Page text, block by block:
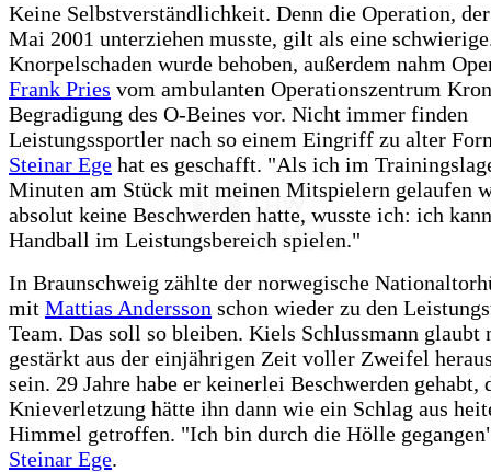
Keine Selbstverständlichkeit. Denn die Operation,
Mai 2001 unterziehen musste, gilt als eine
Knorpelschaden wurde behoben, außerdem nahm
Frank Pries vom ambulanten Operationszentrum
Begradigung des O-Beines vor. Nicht immer finden
Leistungssportler nach so einem Eingriff zu alter
Steinar Ege hat es geschafft. "Als ich im
Minuten am Stück mit meinen Mitspielern gelaufen
absolut keine Beschwerden hatte, wusste ich: ich
Handball im Leistungsbereich spielen."
In Braunschweig zählte der norwegische
mit Mattias Andersson schon wieder zu den
Team. Das soll so bleiben. Kiels Schlussmann glaubt
gestärkt aus der einjährigen Zeit voller Zweifel
sein. 29 Jahre habe er keinerlei Beschwerden gehabt,
Knieverletzung hätte ihn dann wie ein Schlag aus
Himmel getroffen. "Ich bin durch die Hölle
Steinar Ege.